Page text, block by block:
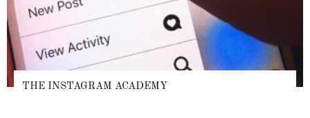
THE INSTAGRAM ACADEMY